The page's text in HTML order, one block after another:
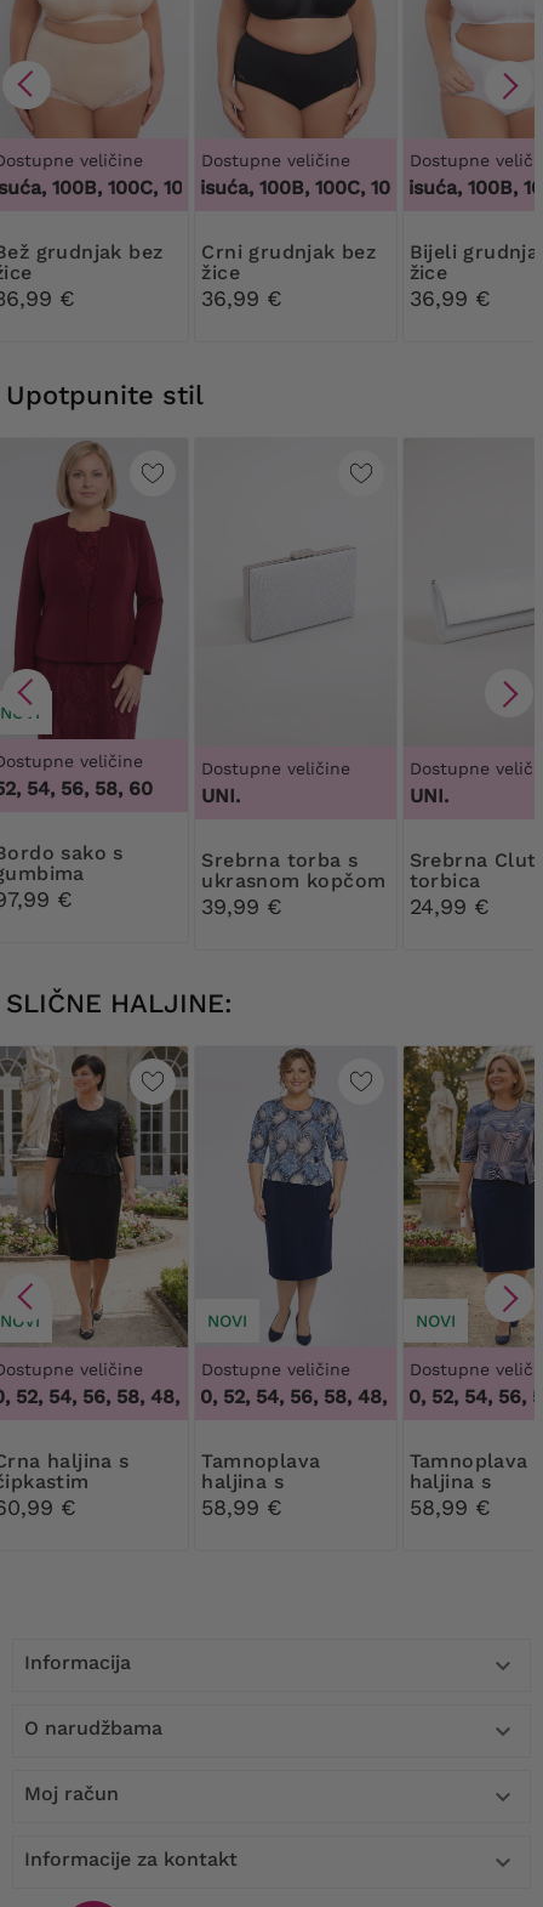
veličine
100B, 100C, 100D, 100DD, 100F, 100G, 100H, 100I, 100J,
bez
€
Dostupne veličine
100 tisuća, 100B, 100C, 100D, 100DD, 100F,
Crni grudnjak bez
žice
36,99 €
Dostupne
100 tisuća, 100B,
Bijeli grudnjak bez
žice
36,99 €
Upotpunite stil
NOVI
veličine
54, 56, 58, 60
s
€
Dostupne veličine
UNI.
Srebrna torba s
ukrasnom kopčom
39,99 €
Dostupne
UNI.
Srebrna Clutch
torbica
24,99 €
SLIČNE HALJINE:
NOVI
veličine
54, 56, 58,48, 50, 52, 54, 56, 58
s
€
NOVI
Dostupne veličine
48, 50, 52, 54, 56, 58,48, 50, 52, 54, 56, 58
Tamnoplava
haljina s
peplumom u
leopard printu i
58,99 €
NOVI
Dostupne
48, 50, 52, 54, 56, 58
Tamnoplava
haljina s
peplumom i
ljubičastim
58,99 €
Informacija 
O narudžbama 
Moj račun 
Informacije za kontakt 